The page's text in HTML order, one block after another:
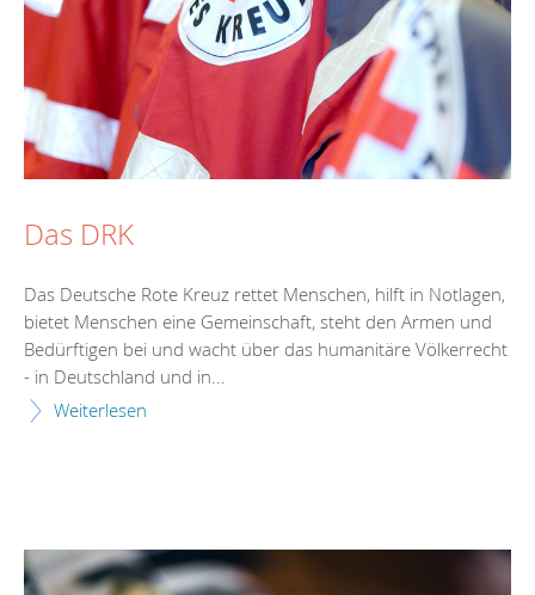
Das DRK
Das Deutsche Rote Kreuz rettet Menschen, hilft in Notlagen,
bietet Menschen eine Gemeinschaft, steht den Armen und
Bedürftigen bei und wacht über das humanitäre Völkerrecht
- in Deutschland und in...
Weiterlesen